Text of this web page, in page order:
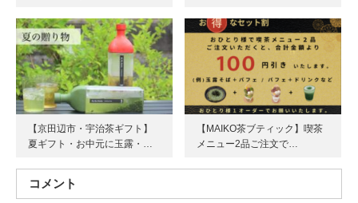
【京田辺市・宇治茶ギフト】
夏ギフト・お中元に玉露・…
【MAIKO茶ブティック】喫茶
メニュー2品ご注文で…
コメント